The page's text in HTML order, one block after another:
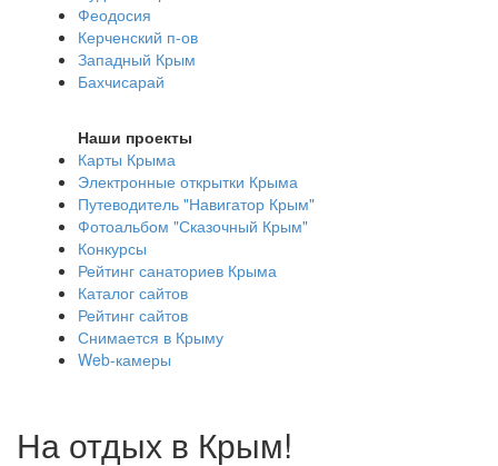
Феодосия
Керченский п-ов
Западный Крым
Бахчисарай
Наши проекты
Карты Крыма
Электронные открытки Крыма
Путеводитель "Навигатор Крым"
Фотоальбом "Сказочный Крым"
Конкурсы
Рейтинг санаториев Крыма
Каталог сайтов
Рейтинг сайтов
Снимается в Крыму
Web-камеры
На отдых в Крым!